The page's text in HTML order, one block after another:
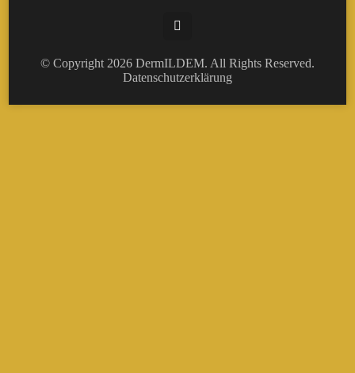
© Copyright 2026 DermILDEM. All Rights Reserved.
Datenschutzerklärung